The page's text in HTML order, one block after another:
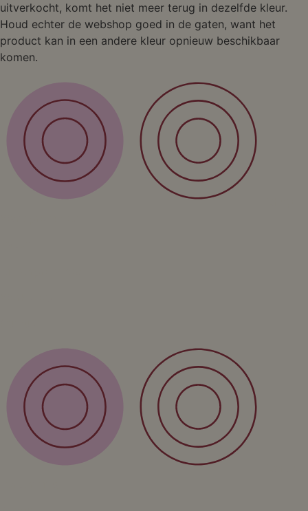
uitverkocht, komt het niet meer terug in dezelfde kleur.
Houd echter de webshop goed in de gaten, want het
product kan in een andere kleur opnieuw beschikbaar
komen.